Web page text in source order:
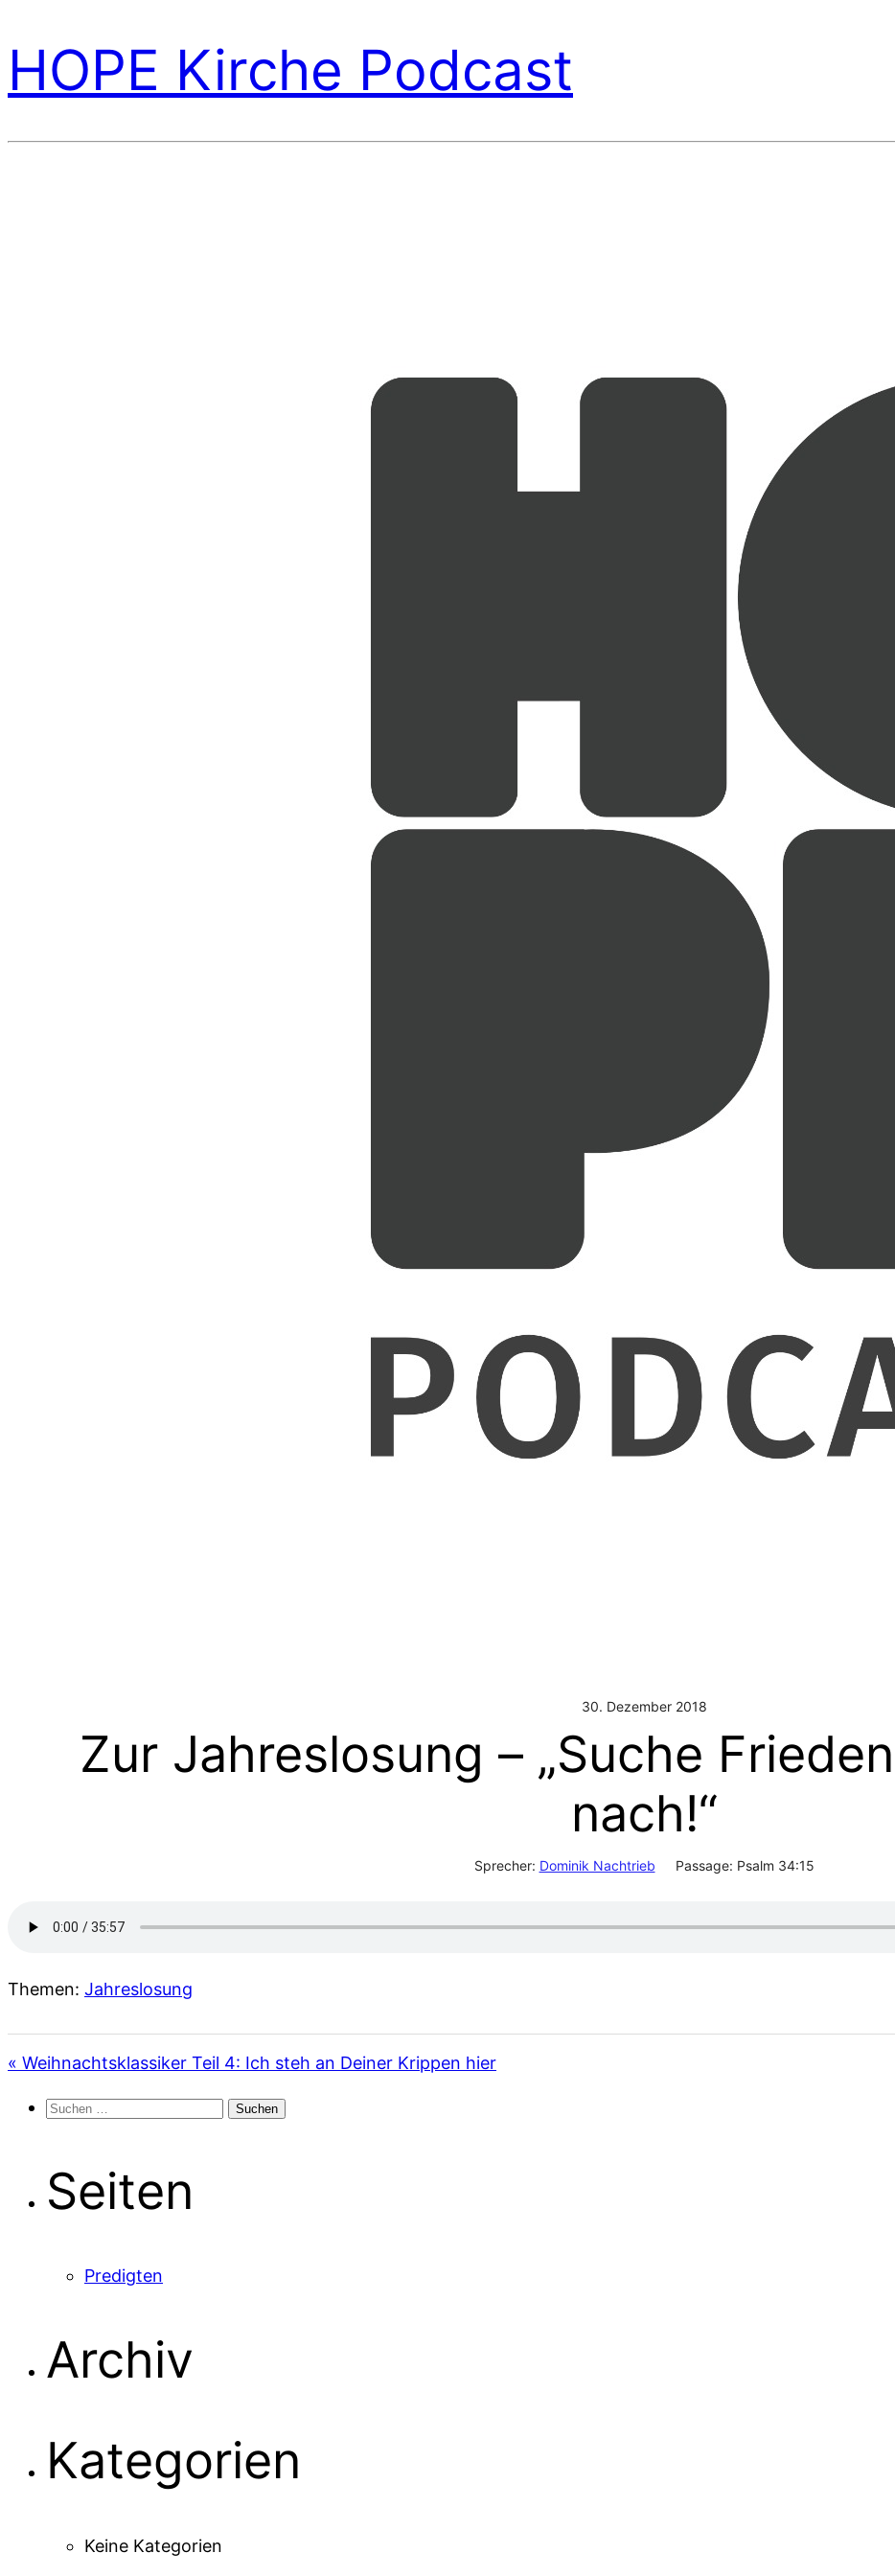
HOPE Kirche Podcast
30. Dezember 2018
Zur Jahreslosung – „Suche
nach!“
Sprecher: Dominik Nachtrieb Passage: Psalm 34:15
Themen: Jahreslosung
« Weihnachtsklassiker Teil 4: Ich steh an Deiner Krippen hier
Suchen
Seiten
Predigten
Archiv
Kategorien
Keine Kategorien